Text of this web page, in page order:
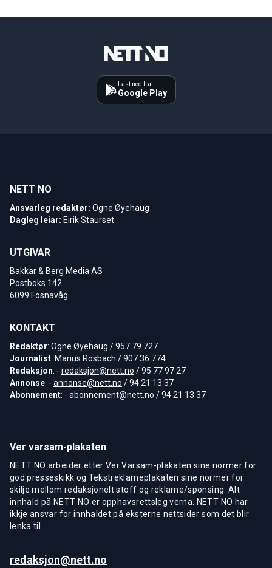
Last ned fra
Google Play
NETT NO
Ansvarleg redaktør: Ogne Øyehaug
Dagleg leiar: Eirik Staurset
UTGIVAR
Bakkar & Berg Media AS
Postboks 142
6099 Fosnavåg
KONTAKT
Redaktør: Ogne Øyehaug / 957 79 727
Journalist: Marius Rosbach / 907 36 774
Redaksjon: - redaksjon@nett.no / 95 77 97 27
Annonse: - annonse@nett.no / 94 21 13 37
Abonnement: - abonnement@nett.no / 94 21 13 37
Ver varsam-plakaten
NETT NO arbeider etter Ver Varsam-plakaten sine normer for
god presseskikk og Tekstreklameplakaten sine normer for
skilje mellom redaksjonelt stoff og reklame/sponsing. Alt
innhald på NETT NO er opphavsrettsleg verna. NETT NO har
ikkje ansvar for innhaldet på eksterne nettsider som det blir
lenka til.
redaksjon@nett.no